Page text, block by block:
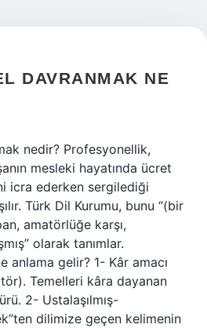
DAVRANMAK NE
nedir? Profesyonellik,
mesleki hayatında ücret
icra ederken sergilediği
Türk Dil Kurumu, bunu “(bir
amatörlüğe karşı,
olarak tanımlar.
anlama gelir? 1- Kâr amacı
Temelleri kâra dayanan
2- Ustalaşılmış-
dilimize geçen kelimenin